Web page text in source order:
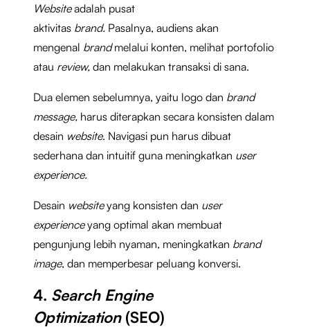
Websiteadalah pusat
aktivitas brand. Pasalnya, audiens akan
mengenal brandmelalui konten, melihat portofolio
atau review, dan melakukan transaksi di sana.
Dua elemen sebelumnya, yaitu logo dan brand
message, harus diterapkan secara konsisten dalam
desain website. Navigasi pun harus dibuat
sederhana dan intuitif guna meningkatkan user
experience.
Desain websiteyang konsisten dan user
experienceyang optimal akan membuat
pengunjung lebih nyaman, meningkatkan brand
image, dan memperbesar peluang konversi.
4. Search Engine
Optimization (SEO)